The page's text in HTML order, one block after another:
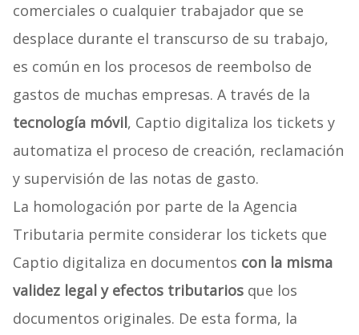
comerciales o cualquier trabajador que se
desplace durante el transcurso de su trabajo,
es común en los procesos de reembolso de
gastos de muchas empresas. A través de la
tecnología móvil, Captio digitaliza los tickets y
automatiza el proceso de creación, reclamación
y supervisión de las notas de gasto.
La homologación por parte de la Agencia
Tributaria permite considerar los tickets que
Captio digitaliza en documentos con la misma
validez legal y efectos tributariosque los
documentos originales. De esta forma, la